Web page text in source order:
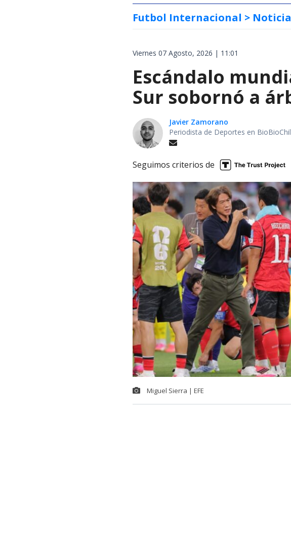
Futbol Internacional > Noticia
Viernes 07 Agosto, 2026 | 11:01
Escándalo
Sur sobornó a
Javier Zamorano
Periodista de Deportes en
Seguimos criterios de
Miguel Sierra | EFE